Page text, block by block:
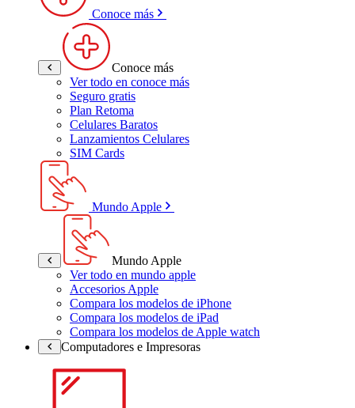
Conoce más
Conoce más
Ver todo en conoce más
Seguro gratis
Plan Retoma
Celulares Baratos
Lanzamientos Celulares
SIM Cards
Mundo Apple
Mundo Apple
Ver todo en mundo apple
Accesorios Apple
Compara los modelos de iPhone
Compara los modelos de iPad
Compara los modelos de Apple watch
Computadores e Impresoras